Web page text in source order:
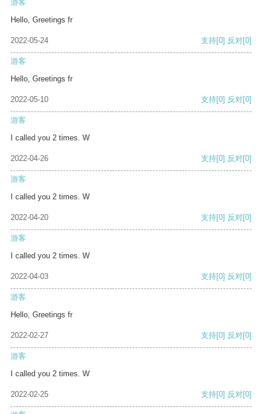
游客
Hello, Greetings fr
2022-05-24 支持[0] 反对[0]
游客
Hello, Greetings fr
2022-05-10 支持[0] 反对[0]
游客
I called you 2 times. W
2022-04-26 支持[0] 反对[0]
游客
I called you 2 times. W
2022-04-20 支持[0] 反对[0]
游客
I called you 2 times. W
2022-04-03 支持[0] 反对[0]
游客
Hello, Greetings fr
2022-02-27 支持[0] 反对[0]
游客
I called you 2 times. W
2022-02-25 支持[0] 反对[0]